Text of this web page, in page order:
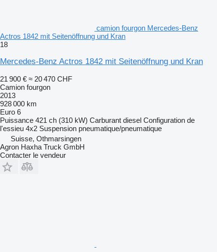
camion fourgon Mercedes-Benz
Actros 1842 mit Seitenöffnung und Kran
18
Mercedes-Benz Actros 1842 mit Seitenöffnung und Kran
21 900 € ≈ 20 470 CHF
Camion fourgon
2013
928 000 km
Euro 6
Puissance 421 ch (310 kW) Carburant diesel Configuration de
l'essieu 4x2 Suspension pneumatique/pneumatique
Suisse, Othmarsingen
Agron Haxha Truck GmbH
Contacter le vendeur